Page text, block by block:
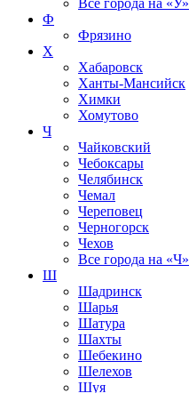
Все города на «У»
Ф
Фрязино
Х
Хабаровск
Ханты-Мансийск
Химки
Хомутово
Ч
Чайковский
Чебоксары
Челябинск
Чемал
Череповец
Черногорск
Чехов
Все города на «Ч»
Ш
Шадринск
Шарья
Шатура
Шахты
Шебекино
Шелехов
Шуя